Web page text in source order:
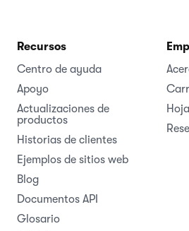
Recursos
Centro de ayuda
Apoyo
Actualizaciones de
productos
Historias de clientes
Ejemplos de sitios web
Blog
Documentos API
Glosario